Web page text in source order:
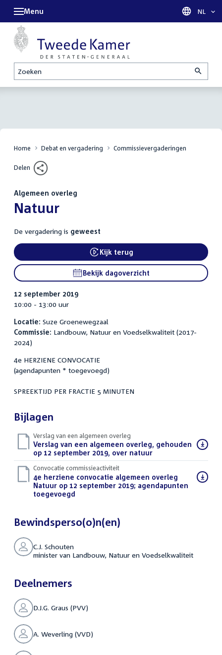
Zoeken
Menu Taal
NL
Home Debat en vergadering Commissievergaderingen
Delen
Algemeen overleg
:Natuur
De vergadering is geweest
External link:
Kijk terug
Bekijk dagoverzicht
12 september 2019
10:00 - 13:00 uur
Locatie: Suze Groenewegzaal
Commissie: Landbouw, Natuur en Voedselkwaliteit (2017-
2024)
4e HERZIENE CONVOCATIE
(agendapunten * toegevoegd)
SPREEKTIJD PER FRACTIE 5 MINUTEN
Bijlagen
Verslag van een algemeen overleg
Download
bestand:
Verslag van een algemeen overleg, gehouden
op 12 september 2019, over natuur(PDF)
Convocatie commissieactiviteit
Download
bestand:
4e herziene convocatie algemeen overleg
Natuur op 12 september 2019; agendapunten
toegevoegd
Bewindsperso(o)n(en)
C.J. Schouten
minister van Landbouw, Natuur en Voedselkwaliteit
Deelnemers
D.J.G. Graus (PVV)
A. Weverling (VVD)